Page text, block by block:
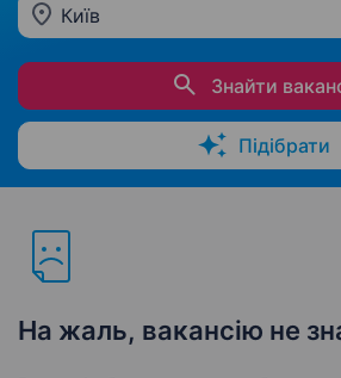
Київ
Знайти
Підібрати
На жаль, вакансію не